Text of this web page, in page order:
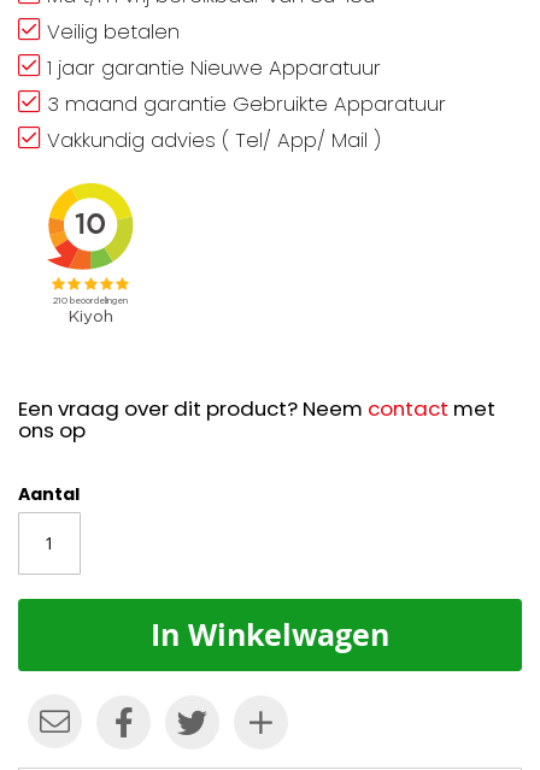
Veilig betalen
1 jaar garantie Nieuwe Apparatuur
3 maand garantie Gebruikte Apparatuur
Vakkundig advies ( Tel/ App/ Mail )
Een vraag over dit product? Neem contact met
ons op
Aantal
In Winkelwagen